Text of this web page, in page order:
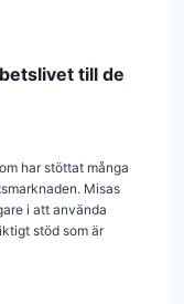
till de
har stöttat många
Misas
i att använda
stöd som är